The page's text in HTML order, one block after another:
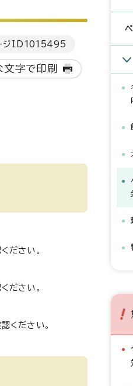
ジID 1015495
文字で印刷
ださい。
ださい。
ください。